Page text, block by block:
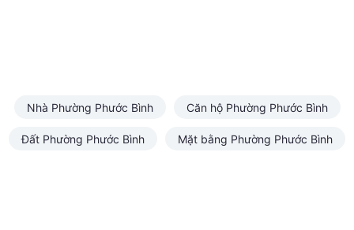
Nhà Phường Phước Bình Căn hộ Phường Phước Bình
Đất Phường Phước Bình Mặt bằng Phường Phước Bình